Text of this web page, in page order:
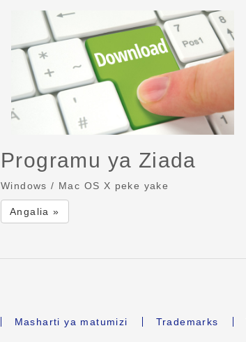
Programu ya Ziada
Windows / Mac OS X peke yake
Angalia »
Masharti ya matumizi Trademarks